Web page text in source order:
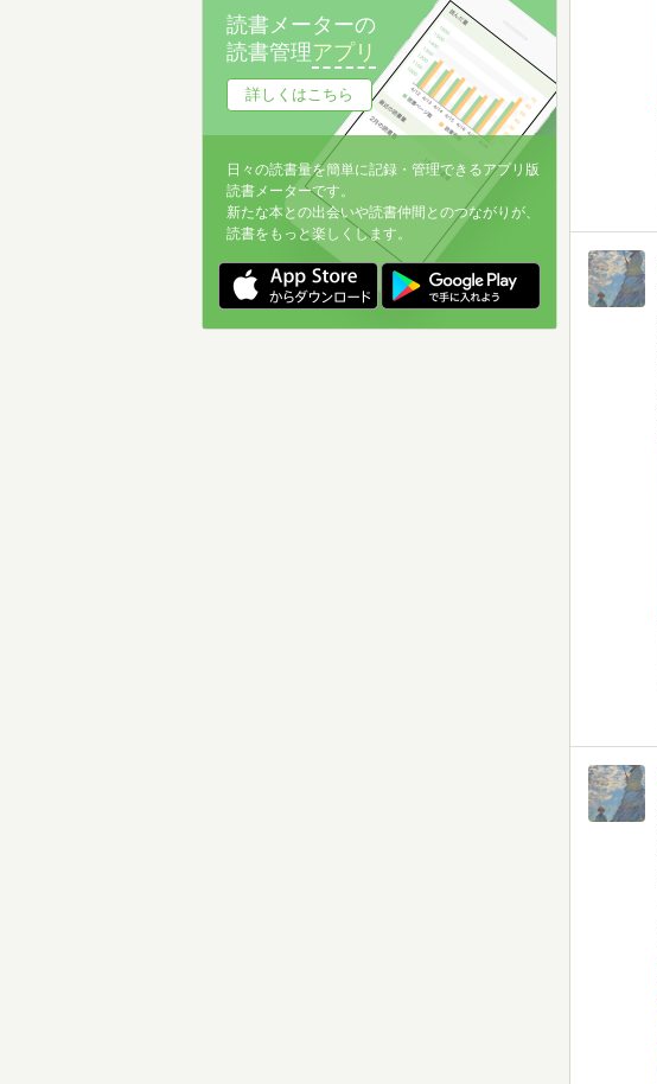
読書メーターの
読書管理アプリ
詳しくはこちら
日々の読書量を簡単に記録・管理できるアプリ版
読書メーターです。
新たな本との出会いや読書仲間とのつながりが、
読書をもっと楽しくします。